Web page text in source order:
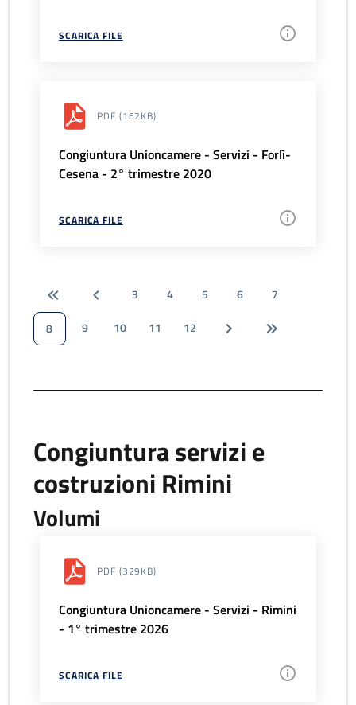
SCARICA FILE
PDF (162KB)
Congiuntura Unioncamere - Servizi - Forlì-
Cesena - 2° trimestre 2020
SCARICA FILE
3 4 5 6
7
8
9 10 11 12
Congiuntura servizi e
costruzioni Rimini
Volumi
PDF (329KB)
Congiuntura Unioncamere - Servizi - Rimini
- 1° trimestre 2026
SCARICA FILE